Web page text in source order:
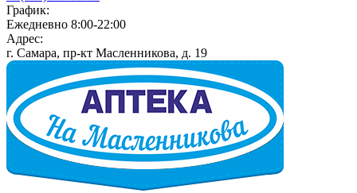
График:
Ежедневно 8:00-22:00
Адрес:
г. Самара, пр-кт Масленникова, д. 19